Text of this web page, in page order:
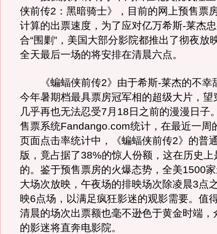
侠前传2：黑暗骑士》，目前的网上预售票
计算的出票速度，为了应对亿万希斯-莱杰
合“围剿”，美国大部分影院都推出了彻夜放
全天最后一场的将安排在清晨六点。
《蝙蝠侠前传2》由于希斯-莱杰的不幸
今年暑期档最具票房冠军相的超级大片，望
几乎再也无法忍受7月18日之前的漫漫日子
售票系统Fandango.com统计，在最近一周
页面点击率统计中，《蝙蝠侠前传2》的普
版，竟占据了38%的惊人份额，这在历史上
的。鉴于预售票房的火爆态势，全美1500
大场次放映，午夜场的排映场次除凌晨3点
映6点场，以满足疯狂影迷的观影需要。值
清晨的场次出票额也毫不逊色于黄金时端，
的影迷将直奔电影院。